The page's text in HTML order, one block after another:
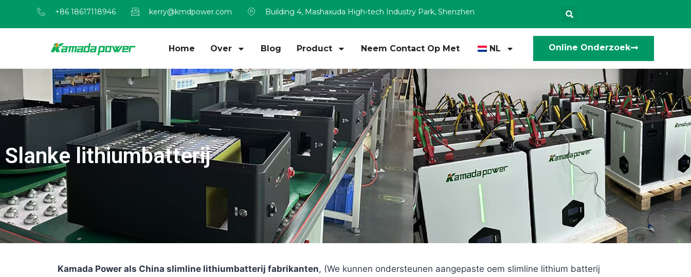
+86 18617118946 kerry@kmdpower.com Building 4, Mashaxuda High-tech Industry Park, Shenzhen
Home Over Blog Product Neem Contact Op Met NL Online Onderzoek
Slanke lithiumbatterij
Kamada Power als China slimline lithiumbatterij fabrikanten, (We kunnen ondersteunen aangepaste oem slimline lithium batterij